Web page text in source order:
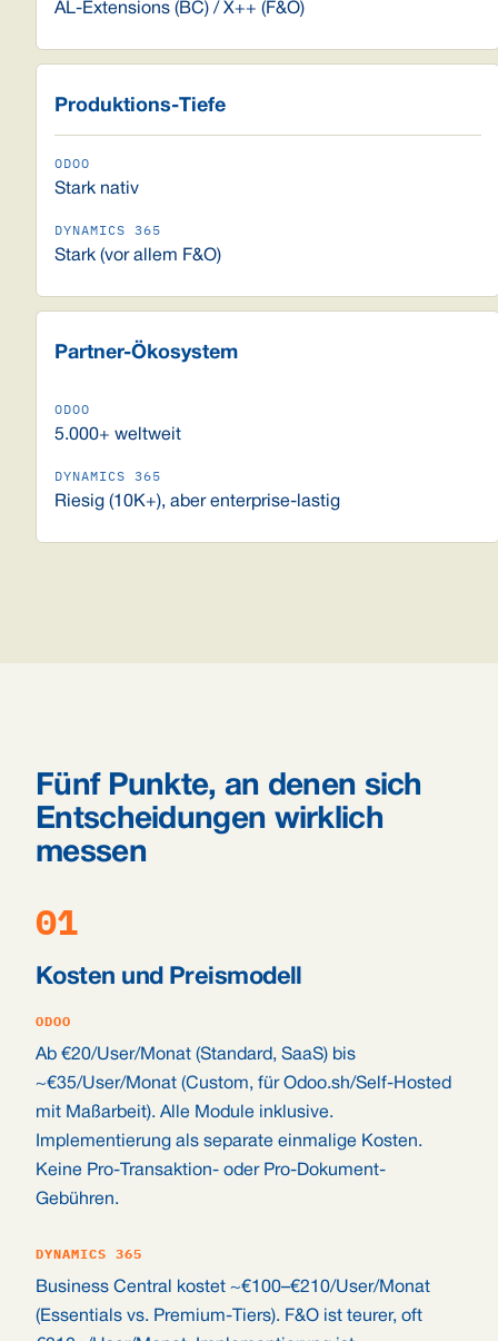
AL-Extensions (BC) / X++ (F&O)
Produktions-Tiefe
Stark nativ
Stark (vor allem F&O)
Partner-Ökosystem
5.000+ weltweit
Riesig (10K+), aber enterprise-lastig
Fünf Punkte, an denen sich
Entscheidungen wirklich
messen
01
Kosten und Preismodell
ODOO
Ab €20/User/Monat (Standard, SaaS) bis
~€35/User/Monat (Custom, für Odoo.sh/Self-Hosted
mit Maßarbeit). Alle Module inklusive.
Implementierung als separate einmalige Kosten.
Keine Pro-Transaktion- oder Pro-Dokument-
Gebühren.
DYNAMICS 365
Business Central kostet ~€100–€210/User/Monat
(Essentials vs. Premium-Tiers). F&O ist teurer, oft